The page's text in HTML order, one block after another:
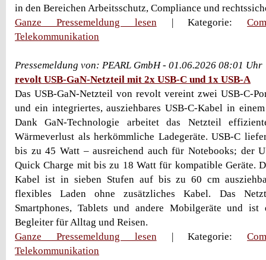
in den Bereichen Arbeitsschutz, Compliance und
Ganze Pressemeldung lesen| Kategorie:
Telekommunikation
Pressemeldung von: PEARL GmbH - 01.06.2026 08:01 Uhr
revolt USB-GaN-Netzteil mit 2x USB-C und 1x USB-A
Das USB-GaN-Netzteil von revolt vereint zwei USB-C-
und ein integriertes, ausziehbares USB-C-Kabel in
Dank GaN-Technologie arbeitet das Netzteil
Wärmeverlust als herkömmliche Ladegeräte. USB-C
bis zu 45 Watt – ausreichend auch für Notebooks; der
Quick Charge mit bis zu 18 Watt für kompatible Geräte.
Kabel ist in sieben Stufen auf bis zu 60 cm
flexibles Laden ohne zusätzliches Kabel. Das
Smartphones, Tablets und andere Mobilgeräte und
Begleiter für Alltag und Reisen.
Ganze Pressemeldung lesen| Kategorie:
Telekommunikation